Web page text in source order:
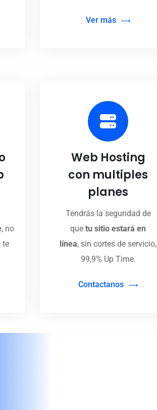
Ver más
, no
te
Web Hosting
con multiples
planes
Tendrás la seguridad de
que tu sitio estará en
línea, sin cortes de servicio,
99,9% Up Time.
Contactanos